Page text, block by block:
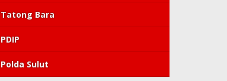
Tatong Bara
PDIP
Polda Sulut